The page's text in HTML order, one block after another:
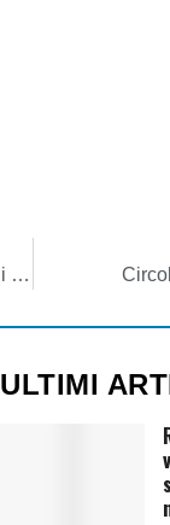
Circolare esplicativa della nuova normativa, riguardante i contributi alle imprese editrici di giornali e di radiodiffusione sonora e televisiva (2)
ULTIMI